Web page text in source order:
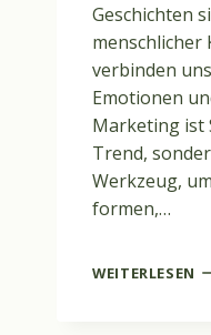
Geschichten
menschlicher
verbinden
Emotionen
Marketing ist
Trend,
Werkzeug,
formen,…
WEITERLESEN